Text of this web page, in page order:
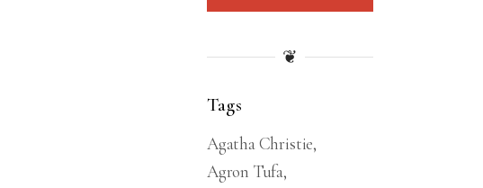
❦
Tags
Agatha Christie
Agron Tufa